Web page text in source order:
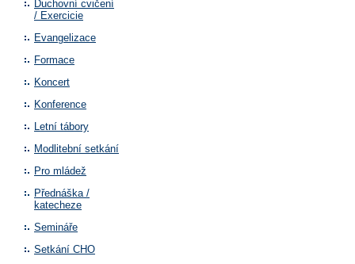
Duchovní cvičení
/ Exercicie
Evangelizace
Formace
Koncert
Konference
Letní tábory
Modlitební setkání
Pro mládež
Přednáška /
katecheze
Semináře
Setkání CHO